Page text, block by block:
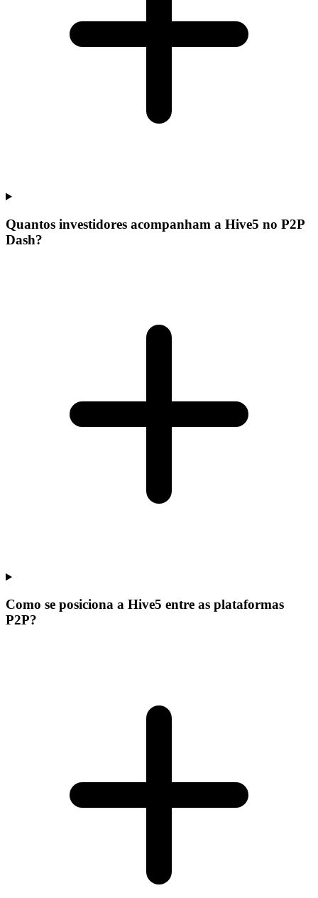
Quantos investidores acompanham a Hive5 no P2P
Dash?
Como se posiciona a Hive5 entre as plataformas
P2P?